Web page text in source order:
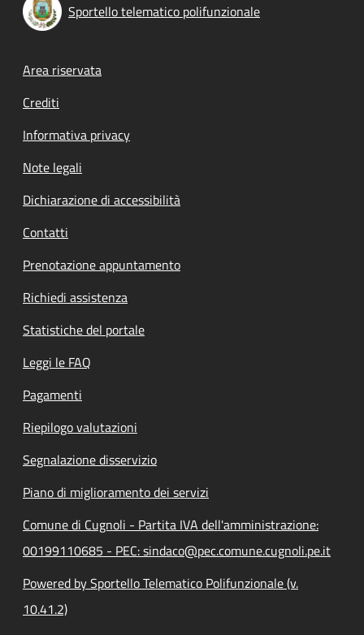
Sportello telematico polifunzionale
Footer menu
Area riservata
Crediti
Informativa privacy
Note legali
Dichiarazione di accessibilità
Contatti
Prenotazione appuntamento
Richiedi assistenza
Statistiche del portale
Leggi le FAQ
Pagamenti
Riepilogo valutazioni
Segnalazione disservizio
Piano di miglioramento dei servizi
Comune di Cugnoli - Partita IVA dell'amministrazione:
00199110685 - PEC: sindaco@pec.comune.cugnoli.pe.it
Powered by Sportello Telematico Polifunzionale (v.
10.41.2)